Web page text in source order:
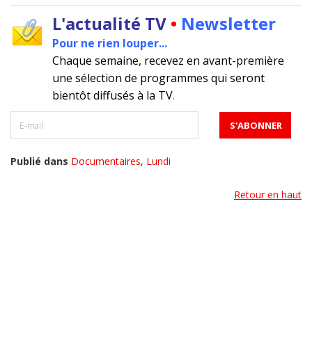
L'actualité TV • Newsletter
Pour ne rien louper...
Chaque semaine, recevez en avant-première
une sélection de programmes qui seront
bientôt diffusés à la TV.
Publié dans Documentaires, Lundi
Retour en haut